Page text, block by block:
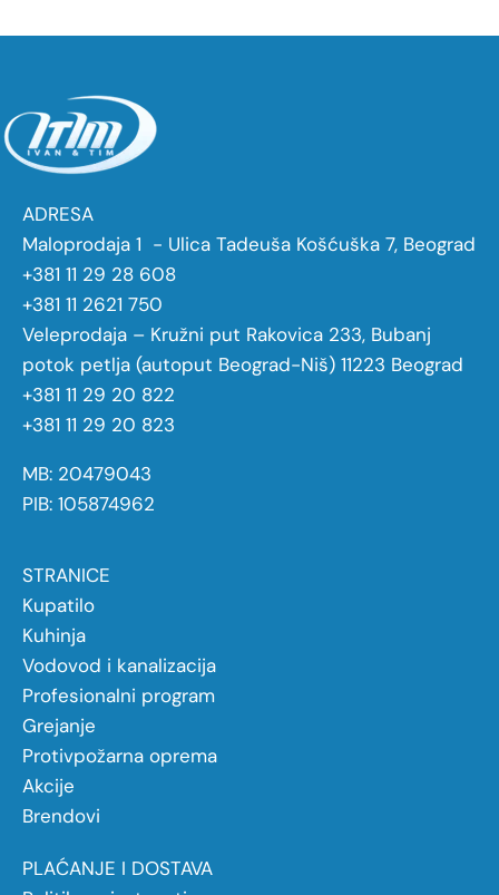
ADRESA
Maloprodaja 1 - Ulica Tadeuša Košćuška 7, Beograd
+381 11 29 28 608
+381 11 2621 750
Veleprodaja – Kružni put Rakovica 233, Bubanj
potok petlja (autoput Beograd-Niš) 11223 Beograd
+381 11 29 20 822
+381 11 29 20 823
MB: 20479043
PIB: 105874962
STRANICE
Kupatilo
Kuhinja
Vodovod i kanalizacija
Profesionalni program
Grejanje
Protivpožarna oprema
Akcije
Brendovi
PLAĆANJE I DOSTAVA